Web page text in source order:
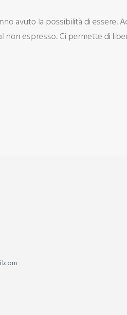
avuto la possibilità di essere.
espresso. Ci permette di